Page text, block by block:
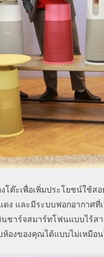
โต๊ะเพื่อเพิ่มประโยชน์ใช้ส
ง และมีระบบฟอกอากาศที่
ชาร์จสมาร์ทโฟนแบบไร้สา
องของคุณได้แบบไม่เหมือ